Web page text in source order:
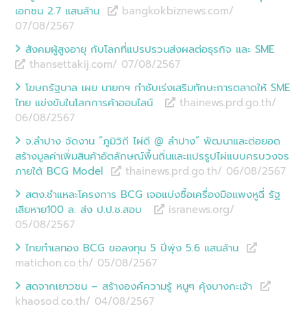
เอกชน 2.7 แสนล้าน
bangkokbiznews.com/
07/08/2567
สังคมผู้สูงอายุ กับโลกที่แปรปรวนส่งผลต่อธุรกิจ และ SME
thansettakij.com/ 07/08/2567
โฆษกรัฐบาล เผย นายกฯ กำชับเร่งเสริมทักษะการตลาดให้ SME
ไทย แข่งขันในโลกการค้าออนไลน์
thainews.prd.go.th/
06/08/2567
จ.ลำปาง จัดงาน “ภูมิวิถี ไผ่ดี @ ลำปาง” พัฒนาและต่อยอด
สร้างมูลค่าเพิ่มสินค้าอัตลักษณ์พื้นถิ่นและแปรรูปไผ่แบบครบวงจร
ภายใต้ BCG Model
thainews.prd.go.th/ 06/08/2567
สตง.ชำแหละโครงการ BCG เจอแบ่งซื้อเครื่องมือแพงหูฉี่ รัฐ
เสียหาย100 ล. ส่ง ป.ป.ช.สอบ
isranews.org/
05/08/2567
ไทยทำเลทอง BCG ขอลงทุน 5 ปีพุ่ง 5.6 แสนล้าน
matichon.co.th/ 05/08/2567
สดจากเยาวชน – สร้างองค์ความรู้ หนูๆ คุ้งบางกะเจ้า
khaosod.co.th/ 04/08/2567